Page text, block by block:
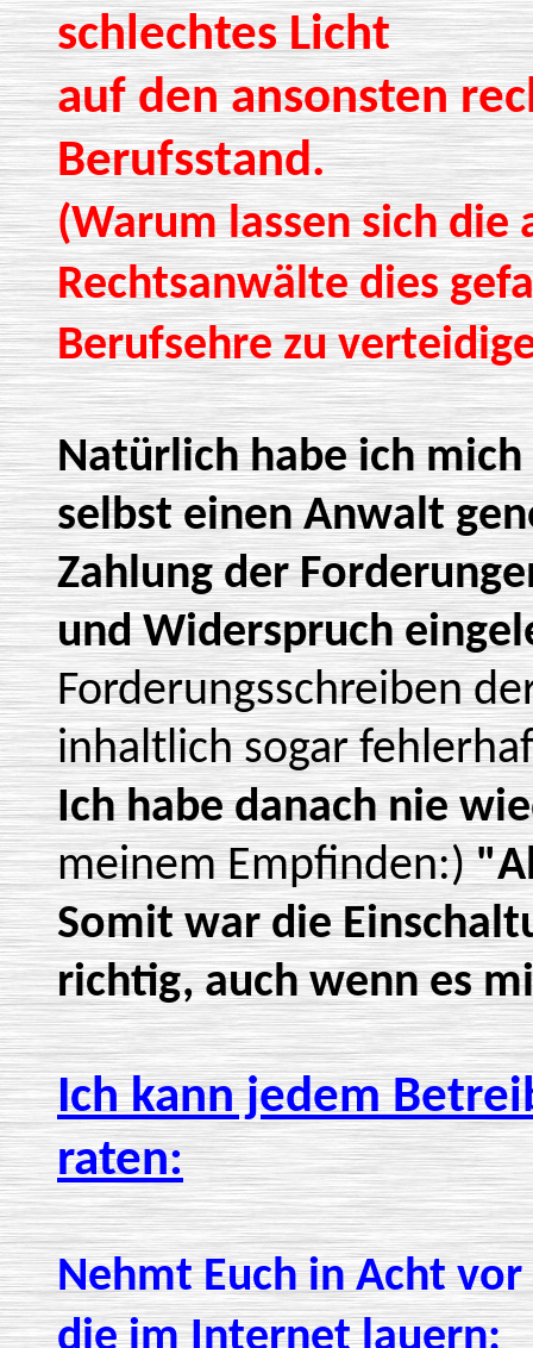
schlechtes Licht
auf den ansonsten
Berufsstand.
(Warum lassen sich die
Rechtsanwälte dies
Berufsehre zu
Natürlich habe ich
selbst einen Anwalt
Zahlung der
und Widerspruch
Forderungsschreiben
inhaltlich sogar
Ich habe danach nie
meinem Empfinden:)
Somit war die
richtig, auch wenn es
Ich kann jedem
raten:
Nehmt Euch in Acht
die im Internet lauern: